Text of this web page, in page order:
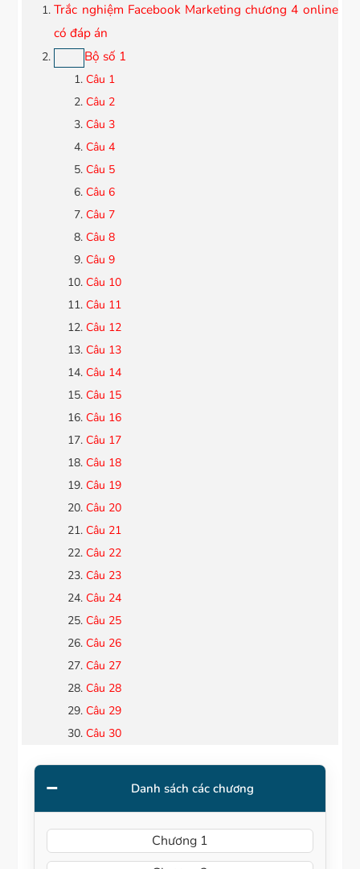
Trắc nghiệm Facebook Marketing chương 4 online
có đáp án
Bộ số 1
Câu 1
Câu 2
Câu 3
Câu 4
Câu 5
Câu 6
Câu 7
Câu 8
Câu 9
Câu 10
Câu 11
Câu 12
Câu 13
Câu 14
Câu 15
Câu 16
Câu 17
Câu 18
Câu 19
Câu 20
Câu 21
Câu 22
Câu 23
Câu 24
Câu 25
Câu 26
Câu 27
Câu 28
Câu 29
Câu 30
Danh sách các chương
Chương 1